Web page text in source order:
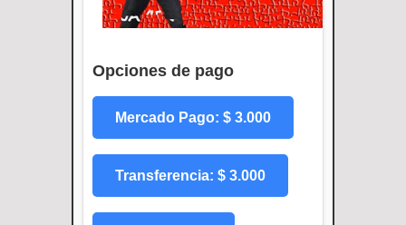
Opciones de pago
Mercado Pago: $ 3.000
Transferencia: $ 3.000